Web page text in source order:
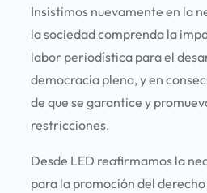
Insistimos nuevamente en la
la sociedad comprenda la
labor periodística para el
democracia plena, y en
de que se garantice y
restricciones.
Desde LED reafirmamos la
para la promoción del